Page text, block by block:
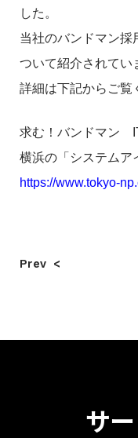
した。
当社のバンドマン採
ついて紹介されてい
詳細は下記からご覧
求む！バンドマン
横浜の「システムア
https://www.tokyo-
Prev
サ